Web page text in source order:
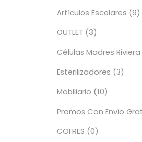
Artículos Escolares (9)
OUTLET (3)
Células Madres Riviera
Esterilizadores (3)
Mobiliario (10)
Promos Con Envío
COFRES (0)